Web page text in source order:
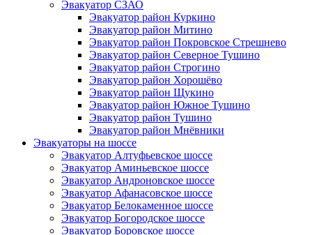
Эвакуатор СЗАО
Эвакуатор район Куркино
Эвакуатор район Митино
Эвакуатор район Покровское Стрешнево
Эвакуатор район Северное Тушино
Эвакуатор район Строгино
Эвакуатор район Хорошёво
Эвакуатор район Щукино
Эвакуатор район Южное Тушино
Эвакуатор район Тушино
Эвакуатор район Мнёвники
Эвакуаторы на шоссе
Эвакуатор Алтуфьевское шоссе
Эвакуатор Аминьевское шоссе
Эвакуатор Андроновское шоссе
Эвакуатор Афанасовское шоссе
Эвакуатор Белокаменное шоссе
Эвакуатор Богородское шоссе
Эвакуатор Боровское шоссе